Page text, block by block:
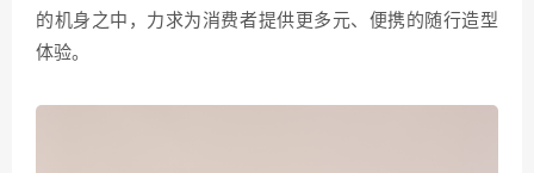
的机身之中，力求为消费者提供更多元、便携的随行造型
体验。